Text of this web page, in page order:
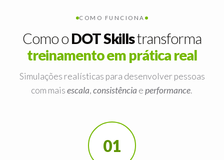
COMO FUNCIONA
Como o DOT Skillstransforma
treinamento em prática real
Simulações realísticas para desenvolver pessoas
com maisescala,consistência eperformance.
01